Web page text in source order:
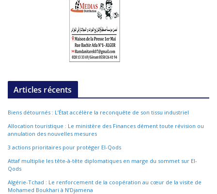
Articles récents
Biens détournés : L’État accélère la reconquête de son tissu industriel
Allocation touristique : Le ministère des Finances dément toute révision ou
annulation des nouvelles mesures
3 actions prioritaires pour protéger El-Qods
Attaf multiplie les tête-à-tête diplomatiques en marge du sommet sur El-
Qods
Algérie-Tchad : Le renforcement de la coopération au cœur de la visite de
Mohamed Boukhari à N’Djamena